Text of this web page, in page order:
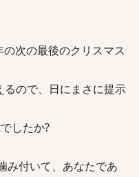
次の最後のクリスマス
ので、日にまさに提示
したか?
み付いて、あなたであ